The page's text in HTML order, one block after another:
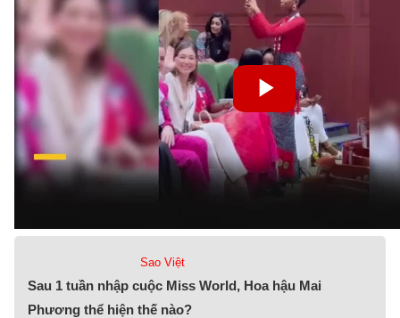
Sao Việt
Sau 1 tuần nhập cuộc Miss World, Hoa hậu Mai
Phương thể hiện thế nào?